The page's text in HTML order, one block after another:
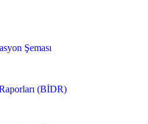
Şeması
(BİDR)